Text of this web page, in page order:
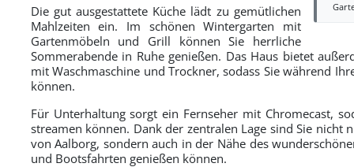
Die gut ausgestattete Küche lädt zu gemütlichen
Mahlzeiten ein. Im schönen Wintergarten mit
Gartenmöbeln und Grill können Sie herrliche
Sommerabende in Ruhe genießen. Das Haus bietet
mit Waschmaschine und Trockner, sodass Sie während
können.
Für Unterhaltung sorgt ein Fernseher mit Chromecast,
streamen können. Dank der zentralen Lage sind Sie nicht
von Aalborg, sondern auch in der Nähe des
und Bootsfahrten genießen können.